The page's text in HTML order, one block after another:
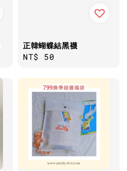
正韓蝴蝶結黑襪
Regular
NT$ 50